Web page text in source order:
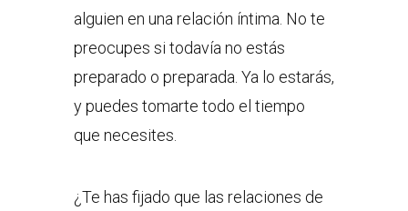
alguien en una relación íntima. No te
preocupes si todavía no estás
preparado o preparada. Ya lo estarás,
y puedes tomarte todo el tiempo
que necesites.
¿Te has fijado que las relaciones de